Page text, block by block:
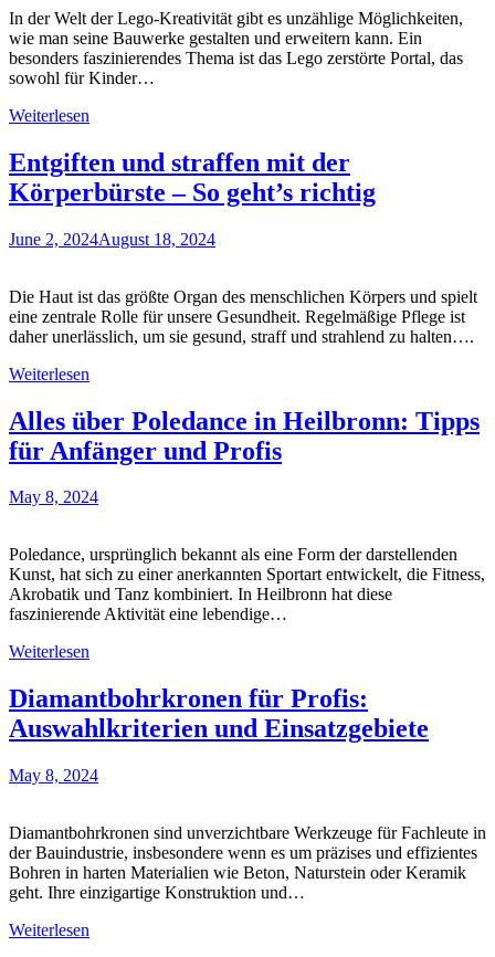
In der Welt der Lego-Kreativität gibt es unzählige Möglichkeiten,
wie man seine Bauwerke gestalten und erweitern kann. Ein
besonders faszinierendes Thema ist das Lego zerstörte Portal, das
sowohl für Kinder…
Weiterlesen
Entgiften und straffen mit der
Körperbürste – So geht’s richtig
June 2, 2024August 18, 2024
Die Haut ist das größte Organ des menschlichen Körpers und spielt
eine zentrale Rolle für unsere Gesundheit. Regelmäßige Pflege ist
daher unerlässlich, um sie gesund, straff und strahlend zu halten….
Weiterlesen
Alles über Poledance in Heilbronn: Tipps
für Anfänger und Profis
May 8, 2024
Poledance, ursprünglich bekannt als eine Form der darstellenden
Kunst, hat sich zu einer anerkannten Sportart entwickelt, die Fitness,
Akrobatik und Tanz kombiniert. In Heilbronn hat diese
faszinierende Aktivität eine lebendige…
Weiterlesen
Diamantbohrkronen für Profis:
Auswahlkriterien und Einsatzgebiete
May 8, 2024
Diamantbohrkronen sind unverzichtbare Werkzeuge für Fachleute in
der Bauindustrie, insbesondere wenn es um präzises und effizientes
Bohren in harten Materialien wie Beton, Naturstein oder Keramik
geht. Ihre einzigartige Konstruktion und…
Weiterlesen